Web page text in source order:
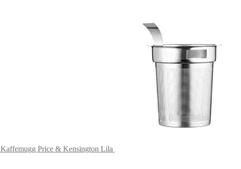
Kaffemugg Price & Kensington Lila